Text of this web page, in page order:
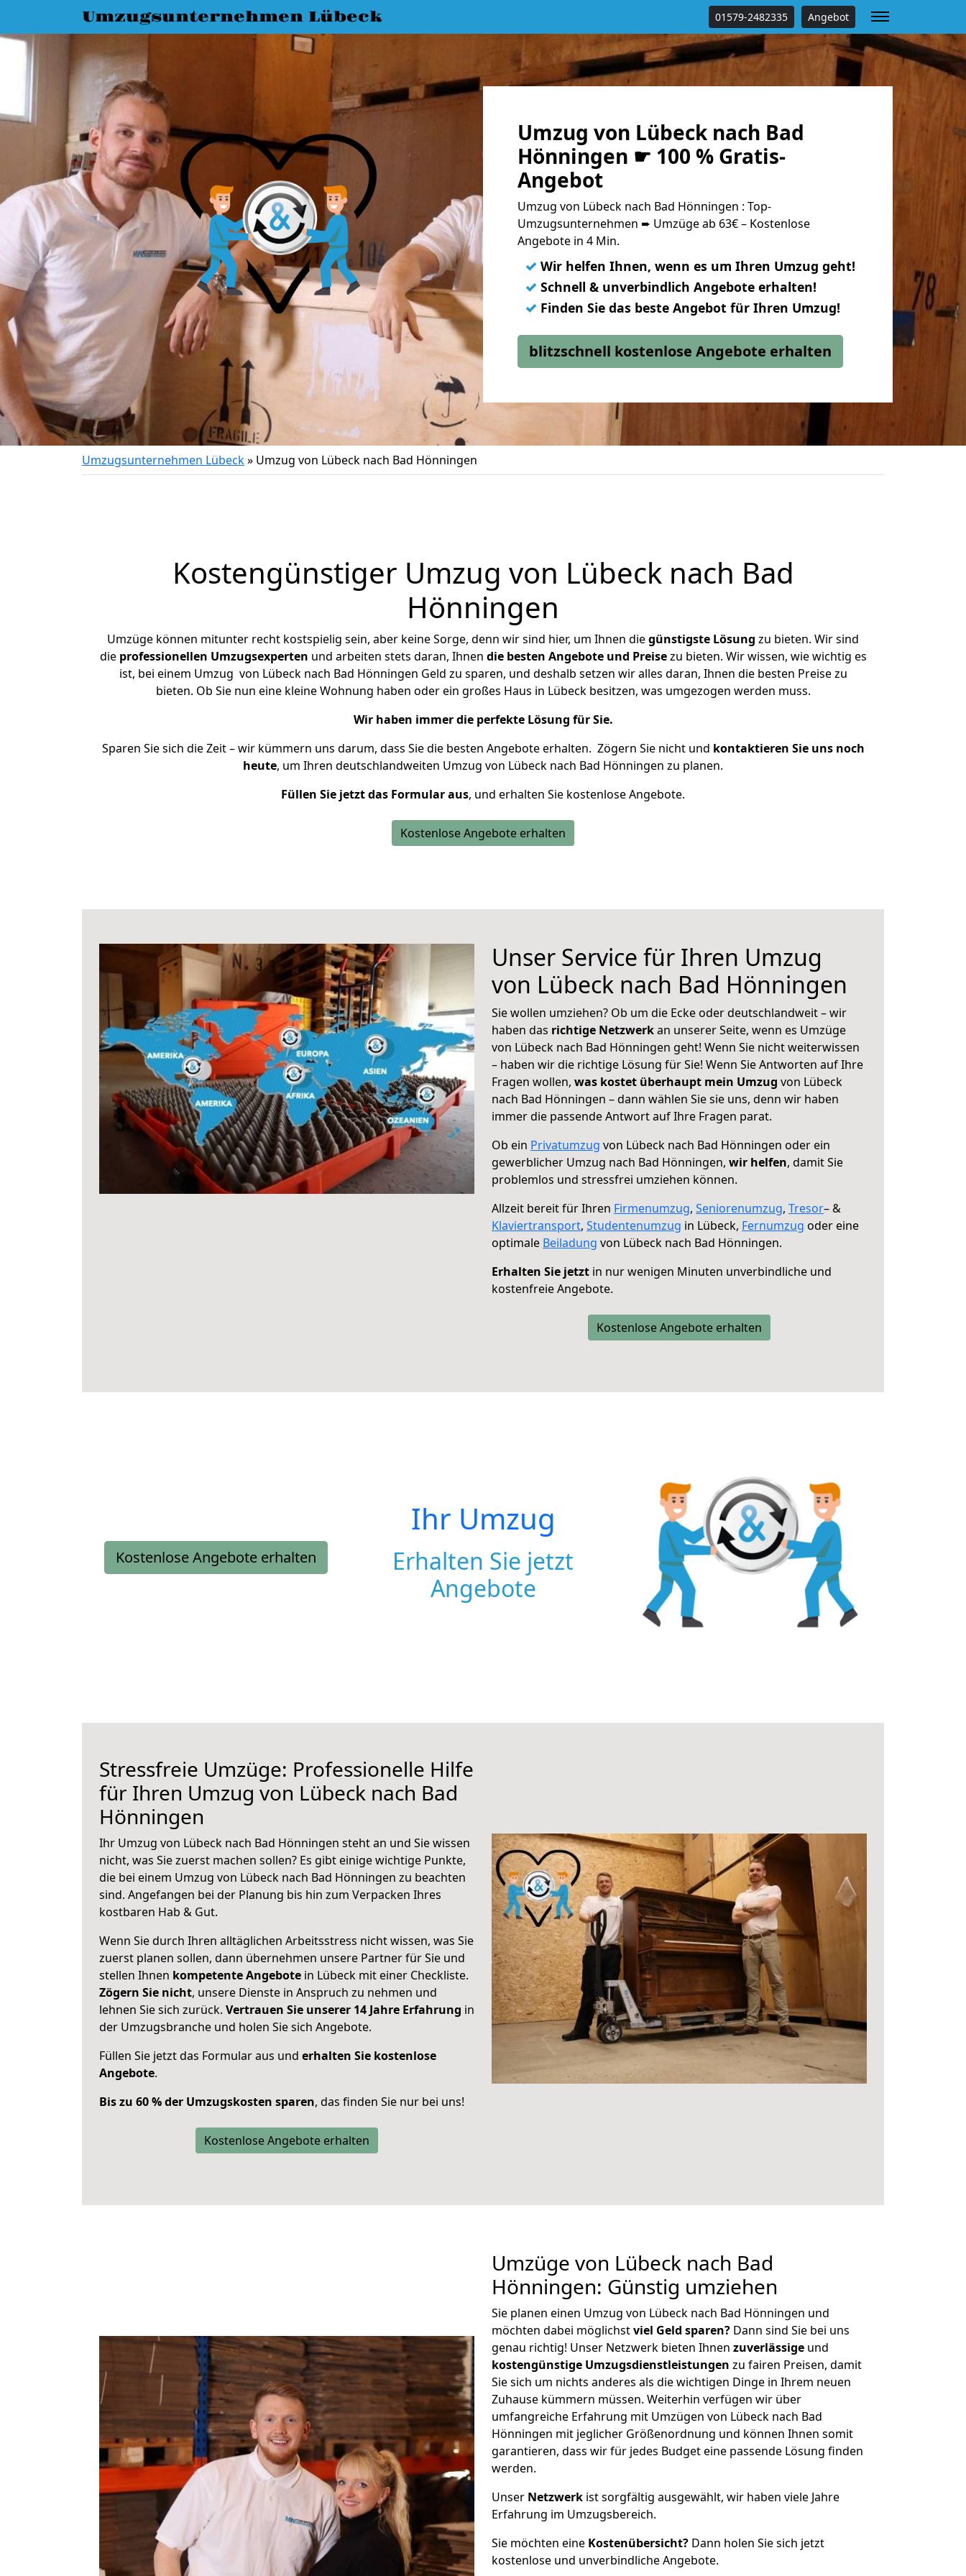
Umzugsunternehmen Lübeck 01579-2482335 Angebot
Umzug von Lübeck nach Bad
Hönningen ☛ 100 % Gratis-
Angebot
Umzug von Lübeck nach Bad Hönningen : Top-
Umzugsunternehmen ➨ Umzüge ab 63€ – Kostenlose
Angebote in 4 Min.
✓ Wir helfen Ihnen, wenn es um Ihren Umzug geht!
✓ Schnell & unverbindlich Angebote erhalten!
✓ Finden Sie das beste Angebot für Ihren Umzug!
blitzschnell kostenlose Angebote erhalten
Umzugsunternehmen Lübeck» Umzug von Lübeck nach Bad Hönningen
Kostengünstiger Umzug von Lübeck nach Bad
Hönningen
Umzüge können mitunter recht kostspielig sein, aber keine Sorge, denn wir sind hier, um Ihnen diegünstigste Lösung zu bieten. Wir sind
die professionellen Umzugsexperten und arbeiten stets daran, Ihnen die besten Angebote und Preisezu bieten. Wir wissen, wie wichtig es
ist, bei einem Umzug von Lübeck nach Bad Hönningen Geld zu sparen, und deshalb setzen wir alles daran, Ihnen die besten Preise zu
bieten. Ob Sie nun eine kleine Wohnung haben oder ein großes Haus in Lübeck besitzen, was umgezogen werden muss.
Wir haben immer die perfekte Lösung für Sie.
Sparen Sie sich die Zeit – wir kümmern uns darum, dass Sie die besten Angebote erhalten. Zögern Sie nicht und kontaktieren Sie uns noch
heute, um Ihren deutschlandweiten Umzug von Lübeck nach Bad Hönningen zu planen.
Füllen Sie jetzt das Formular aus, und erhalten Sie kostenlose Angebote.
Kostenlose Angebote erhalten
Unser Service für Ihren Umzug
von Lübeck nach Bad Hönningen
Sie wollen umziehen? Ob um die Ecke oder deutschlandweit – wir
haben das richtige Netzwerkan unserer Seite, wenn es Umzüge
von Lübeck nach Bad Hönningen geht! Wenn Sie nicht weiterwissen
– haben wir die richtige Lösung für Sie! Wenn Sie Antworten auf Ihre
Fragen wollen, was kostet überhaupt mein Umzug von Lübeck
nach Bad Hönningen – dann wählen Sie sie uns, denn wir haben
immer die passende Antwort auf Ihre Fragen parat.
Ob ein Privatumzug von Lübeck nach Bad Hönningen oder ein
gewerblicher Umzug nach Bad Hönningen, wir helfen, damit Sie
problemlos und stressfrei umziehen können.
Allzeit bereit für Ihren Firmenumzug, Seniorenumzug, Tresor– &
Klaviertransport, Studentenumzug in Lübeck, Fernumzug oder eine
optimale Beiladung von Lübeck nach Bad Hönningen.
Erhalten Sie jetzt in nur wenigen Minuten unverbindliche und
kostenfreie Angebote.
Kostenlose Angebote erhalten
Kostenlose Angebote erhalten
Ihr Umzug
Erhalten Sie jetzt
Angebote
Stressfreie Umzüge: Professionelle Hilfe
für Ihren Umzug von Lübeck nach Bad
Hönningen
Ihr Umzug von Lübeck nach Bad Hönningen steht an und Sie wissen
nicht, was Sie zuerst machen sollen? Es gibt einige wichtige Punkte,
die bei einem Umzug von Lübeck nach Bad Hönningen zu beachten
sind. Angefangen bei der Planung bis hin zum Verpacken Ihres
kostbaren Hab & Gut.
Wenn Sie durch Ihren alltäglichen Arbeitsstress nicht wissen, was Sie
zuerst planen sollen, dann übernehmen unsere Partner für Sie und
stellen Ihnen kompetente Angebote in Lübeck mit einer Checkliste.
Zögern Sie nicht, unsere Dienste in Anspruch zu nehmen und
lehnen Sie sich zurück. Vertrauen Sie unserer 14 Jahre Erfahrung in
der Umzugsbranche und holen Sie sich Angebote.
Füllen Sie jetzt das Formular aus und erhalten Sie kostenlose
Angebote.
Bis zu 60 % der Umzugskosten sparen, das finden Sie nur bei uns!
Kostenlose Angebote erhalten
Umzüge von Lübeck nach Bad
Hönningen: Günstig umziehen
Sie planen einen Umzug von Lübeck nach Bad Hönningen und
möchten dabei möglichstviel Geld sparen? Dann sind Sie bei uns
genau richtig! Unser Netzwerk bieten Ihnen zuverlässige und
kostengünstige Umzugsdienstleistungen zu fairen Preisen, damit
Sie sich um nichts anderes als die wichtigen Dinge in Ihrem neuen
Zuhause kümmern müssen. Weiterhin verfügen wir über
umfangreiche Erfahrung mit Umzügen von Lübeck nach Bad
Hönningen mit jeglicher Größenordnung und können Ihnen somit
garantieren, dass wir für jedes Budget eine passende Lösung finden
werden.
Unser Netzwerk ist sorgfältig ausgewählt, wir haben viele Jahre
Erfahrung im Umzugsbereich.
Sie möchten eine Kostenübersicht? Dann holen Sie sich jetzt
kostenlose und unverbindliche Angebote.